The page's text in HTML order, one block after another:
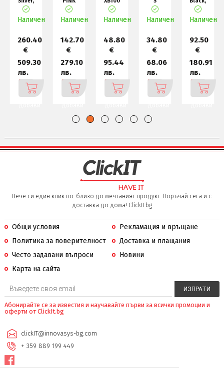
80W
Output
(Max.p
Наличен
260.40
€
509.30
лв.
Portable
waterproof
and d
Наличен
142.70
€
279.10
лв.
Portable
Bluetooth
Speake
Наличен
48.80
€
95.44
лв.
Beige,
Bluetooth
5.4,
Наличен
34.80
€
68.06
лв.
Bluetooth
5.3,
IPX
Наличен
92.50
€
180.91
лв.
Вече си един клик по-близо до мечтаният продукт. Поръчай сега и с
доставка до дома! ClickIt.bg
Общи условия
Рекламация и връщане
Политика за поверителност
Доставка и плащания
Често задавани въпроси
Новини
Карта на сайта
Абонирайте се за известия и научавайте първи за всички промоции и
оферти от ClickIt.bg
clickIT@innovasys-bg.com
+ 359 889 199 449